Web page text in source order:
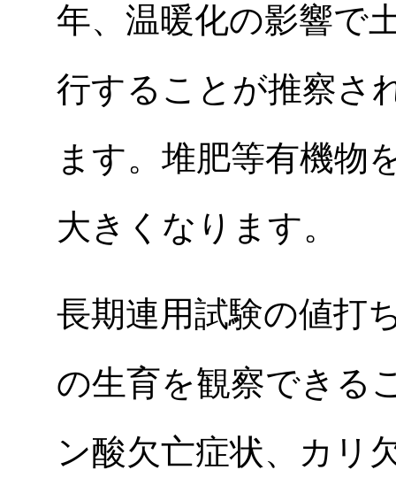
年、温暖化の影響で
行することが推察さ
ます。堆肥等有機物
大きくなります。
長期連用試験の値打
の生育を観察できる
ン酸欠亡症状、カリ